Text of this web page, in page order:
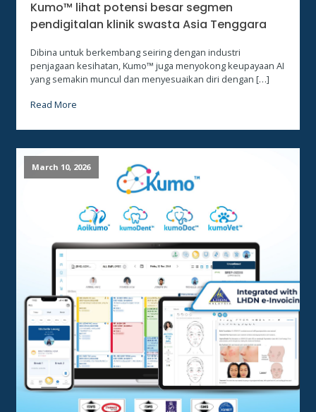
Kumo™ lihat potensi besar segmen
pendigitalan klinik swasta Asia Tenggara
Dibina untuk berkembang seiring dengan industri
penjagaan kesihatan, Kumo™ juga menyokong keupayaan AI
yang semakin muncul dan menyesuaikan diri dengan […]
Read More
March 10, 2026